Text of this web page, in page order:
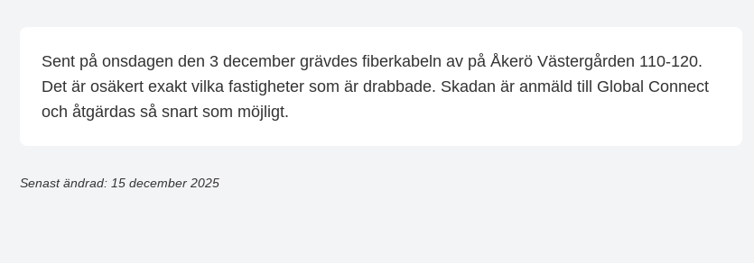
Sent på onsdagen den 3 december grävdes fiberkabeln av på Åkerö Västergården 110-120.
Det är osäkert exakt vilka fastigheter som är drabbade. Skadan är anmäld till Global Connect
och åtgärdas så snart som möjligt.
Senast ändrad: 15 december 2025